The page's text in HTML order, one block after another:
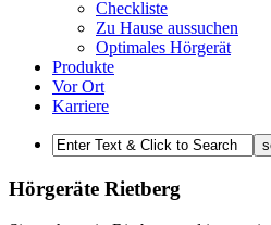
Checkliste
Zu Hause aussuchen
Optimales Hörgerät
Produkte
Vor Ort
Karriere
Hörgeräte Rietberg